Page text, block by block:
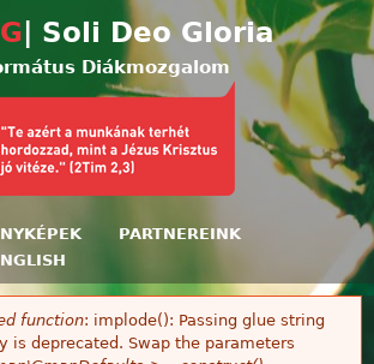
Ugrás a tartalomra
| Soli Deo Gloria
Diákmozgalom
PARTNEREINK
function: implode(): Passing glue string
is deprecated. Swap the parameters